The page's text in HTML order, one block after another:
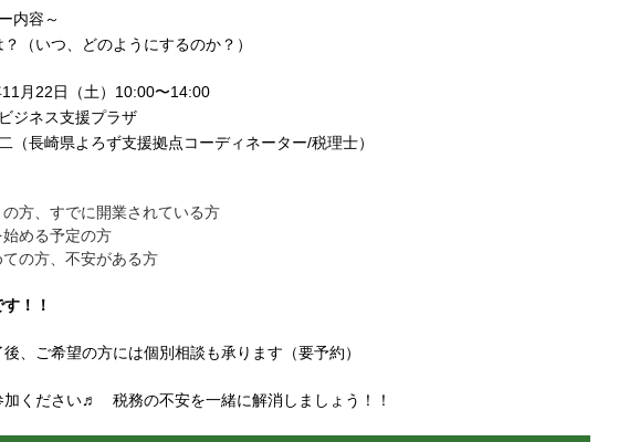
内容～
？（いつ、どのようにするのか？）
月22日（土）10:00〜14:00
ジネス支援プラザ
（長崎県よろず支援拠点コーディネーター/税理士）
の方、すでに開業されている方
始める予定の方
ての方、不安がある方
！！
、ご希望の方には個別相談も承ります（要予約）
ください♬ 税務の不安を一緒に解消しましょう！！